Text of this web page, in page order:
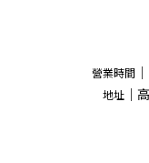
營業時間
地址 ｜